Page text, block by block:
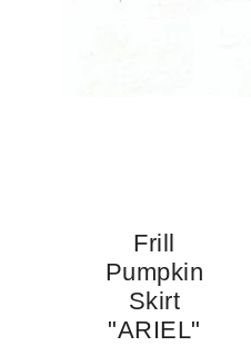
Frill
Pumpkin
Skirt
"ARIEL"